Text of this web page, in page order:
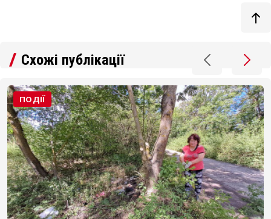
Схожі публікації
ПОДІЇ